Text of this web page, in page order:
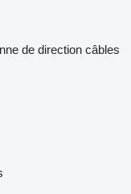
de direction câbles